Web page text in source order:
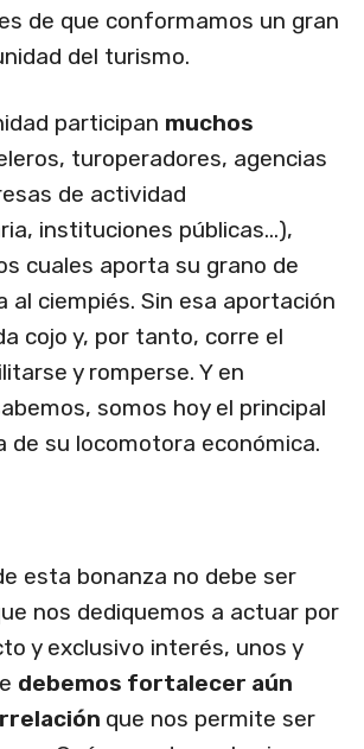
de que conformamos un gran
del turismo.
participan muchos
turoperadores, agencias
de actividad
instituciones públicas…),
cuales aporta su grano de
al ciempiés. Sin esa aportación
cojo y, por tanto, corre el
y romperse. Y en
somos hoy el principal
de su locomotora económica.
esta bonanza no debe ser
nos dediquemos a actuar por
y exclusivo interés, unos y
debemos fortalecer aún
que nos permite ser